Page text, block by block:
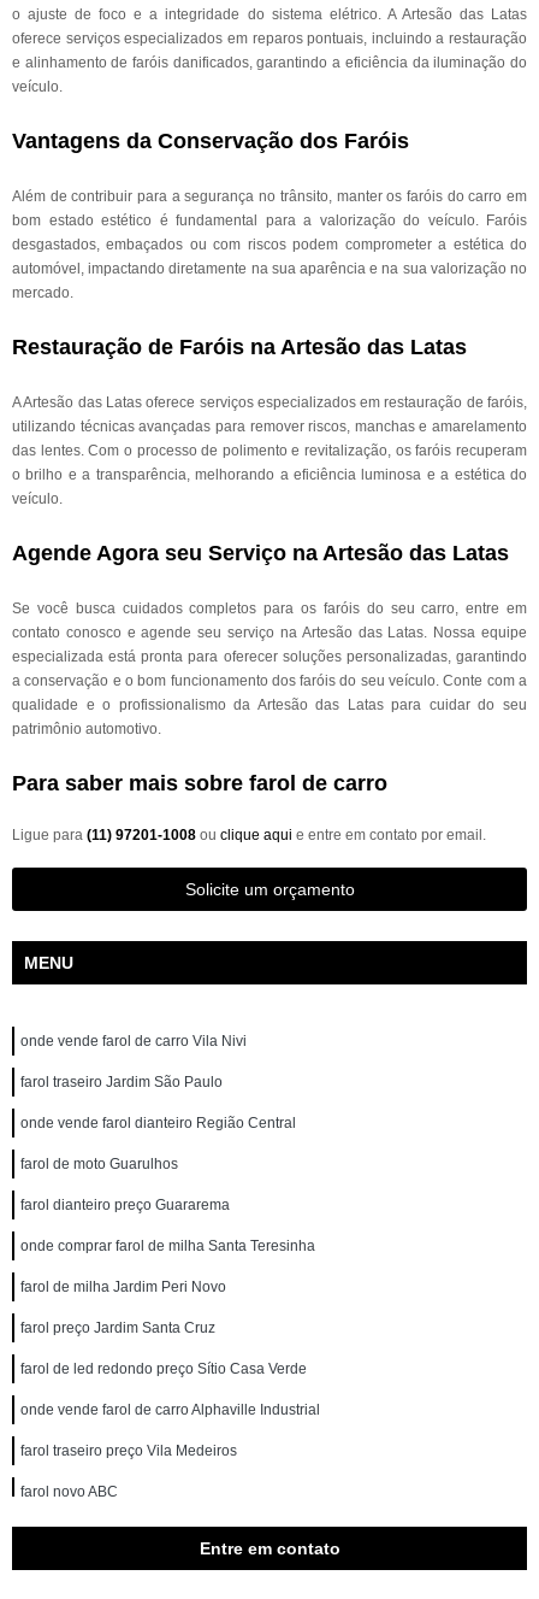
o ajuste de foco e a integridade do sistema elétrico. A Artesão das Latas
oferece serviços especializados em reparos pontuais, incluindo a restauração
e alinhamento de faróis danificados, garantindo a eficiência da iluminação do
veículo.
Vantagens da Conservação dos Faróis
Além de contribuir para a segurança no trânsito, manter os faróis do carro em
bom estado estético é fundamental para a valorização do veículo. Faróis
desgastados, embaçados ou com riscos podem comprometer a estética do
automóvel, impactando diretamente na sua aparência e na sua valorização no
mercado.
Restauração de Faróis na Artesão das Latas
A Artesão das Latas oferece serviços especializados em restauração de faróis,
utilizando técnicas avançadas para remover riscos, manchas e amarelamento
das lentes. Com o processo de polimento e revitalização, os faróis recuperam
o brilho e a transparência, melhorando a eficiência luminosa e a estética do
veículo.
Agende Agora seu Serviço na Artesão das Latas
Se você busca cuidados completos para os faróis do seu carro, entre em
contato conosco e agende seu serviço na Artesão das Latas. Nossa equipe
especializada está pronta para oferecer soluções personalizadas, garantindo
a conservação e o bom funcionamento dos faróis do seu veículo. Conte com a
qualidade e o profissionalismo da Artesão das Latas para cuidar do seu
patrimônio automotivo.
Para saber mais sobre farol de carro
Ligue para (11) 97201-1008 ou clique aqui e entre em contato por email.
Solicite um orçamento
MENU
onde vende farol de carro Vila Nivi
farol traseiro Jardim São Paulo
onde vende farol dianteiro Região Central
farol de moto Guarulhos
farol dianteiro preço Guararema
onde comprar farol de milha Santa Teresinha
farol de milha Jardim Peri Novo
farol preço Jardim Santa Cruz
farol de led redondo preço Sítio Casa Verde
onde vende farol de carro Alphaville Industrial
farol traseiro preço Vila Medeiros
farol novo ABC
onde vende farol de milha universal Alto do Pari
Entre em contato